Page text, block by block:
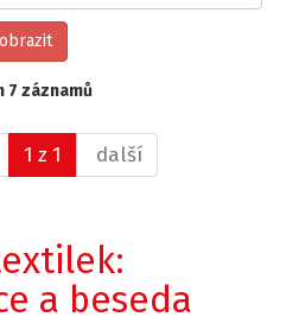
7 záznamů
1 z 1 další
a beseda